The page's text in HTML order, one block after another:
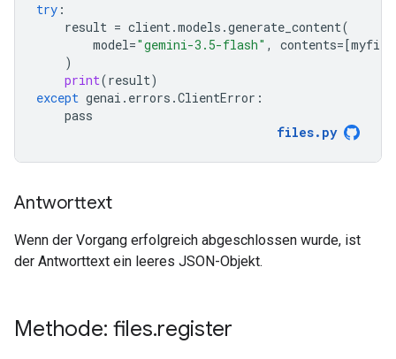
try :
result = client.models .generate_content(
model="gemini-3.5-flash" , contents=[myfile
)
print(result)
except genai . errors .ClientError :
pass
files. py
Antworttext
Wenn der Vorgang erfolgreich abgeschlossen wurde, ist
der Antworttext ein leeres JSON-Objekt.
Methode: files.register